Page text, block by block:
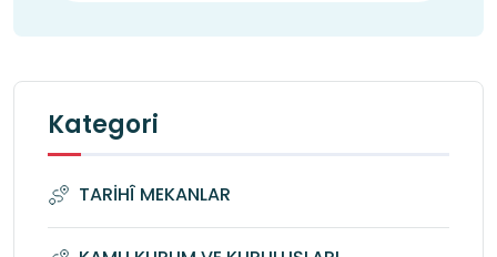
Kategori
TARİHÎ MEKANLAR